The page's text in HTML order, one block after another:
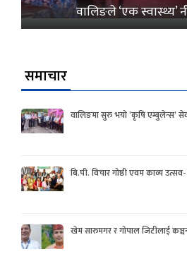
वालिङले ‘एक स्वास्थ्य’
समाचार
वालिङमा सुरु भयो ‘कृषि एम्बुलेन्स’
बि.पी. विचार गोष्ठी एवम काव्य
खेम सारुमगर र गोपाल जिटीलाई